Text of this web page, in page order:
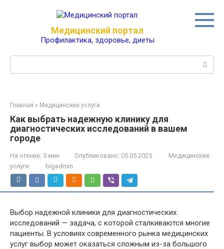
Медицинский портал
Профилактика, здоровье, диеты
Главная » Медицинские услуги
Как выбрать надежную клинику для
диагностических исследований в вашем
городе
На чтение: 5 мин Опубликовано: 05.05.2025
Медицинские
услуги
bigadmin
Выбор надежной клиники для диагностических
исследований — задача, с которой сталкиваются многие
пациенты. В условиях современного рынка медицинских
услуг выбор может оказаться сложным из-за большого